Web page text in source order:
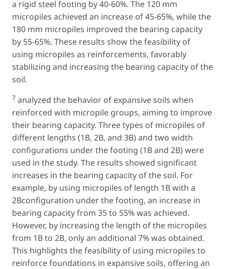
a rigid steel footing by 40-60%. The 120 mm
micropiles achieved an increase of 45-65%, while the
180 mm micropiles improved the bearing capacity
by 55-65%. These results show the feasibility of
using micropiles as reinforcements, favorably
stabilizing and increasing the bearing capacity of the
soil.
7 analyzed the behavior of expansive soils when
reinforced with micropile groups, aiming to improve
their bearing capacity. Three types of micropiles of
different lengths (1B, 2B, and 3B) and two width
configurations under the footing (1B and 2B) were
used in the study. The results showed significant
increases in the bearing capacity of the soil. For
example, by using micropiles of length 1B with a
2Bconfiguration under the footing, an increase in
bearing capacity from 35 to 55% was achieved.
However, by increasing the length of the micropiles
from 1B to 2B, only an additional 7% was obtained.
This highlights the feasibility of using micropiles to
reinforce foundations in expansive soils, offering an